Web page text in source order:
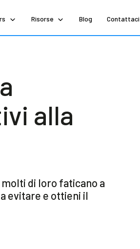
Risorse Blog Contattaci
alla
di loro faticano a
evitare e ottieni il